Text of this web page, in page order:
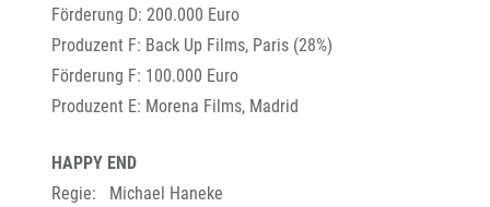
Förderung D: 200.000 Euro
Produzent F: Back Up Films, Paris (28%)
Förderung F: 100.000 Euro
Produzent E: Morena Films, Madrid
HAPPY END
Regie: Michael Haneke